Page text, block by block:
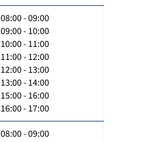
08:00 - 09:00
09:00 - 10:00
10:00 - 11:00
11:00 - 12:00
12:00 - 13:00
13:00 - 14:00
15:00 - 16:00
16:00 - 17:00
08:00 - 09:00